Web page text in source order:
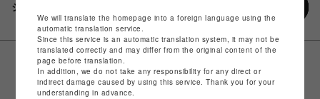
シェアする
We will translate the homepage into a foreign language using the
automatic translation service.
Since this service is an automatic translation system, it may not be
translated correctly and may differ from the original content of the
page before translation.
In addition, we do not take any responsibility for any direct or
indirect damage caused by using this service. Thank you for your
understanding in advance.